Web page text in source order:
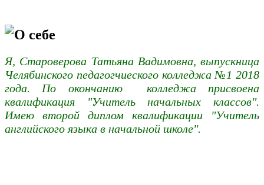
О себе
Я, Староверова Татьяна Вадимовна, выпускница
Челябинского педагогчиеского колледжа №1 2018
года. По окончанию колледжа присвоена
квалификация "Учитель начальных классов".
Имею второй диплом квалификации "Учитель
английского языка в начальной школе".